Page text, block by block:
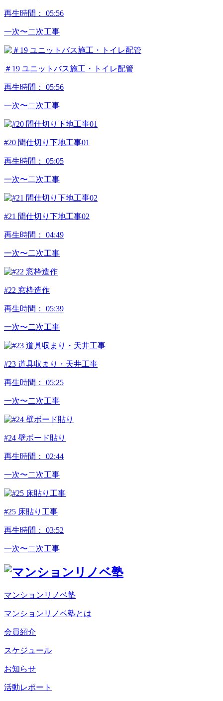
再生時間： 05:56
⼀次〜⼆次⼯事
＃19 ユニットバス施工・トイレ配管
再生時間： 05:56
⼀次〜⼆次⼯事
#20 間仕切り下地工事01
再生時間： 05:05
⼀次〜⼆次⼯事
#21 間仕切り下地工事02
再生時間： 04:49
⼀次〜⼆次⼯事
#22 窓枠造作
再生時間： 05:39
⼀次〜⼆次⼯事
#23 道具収まり・天井工事
再生時間： 05:25
⼀次〜⼆次⼯事
#24 壁ボード貼り
再生時間： 02:44
⼀次〜⼆次⼯事
#25 床貼り工事
再生時間： 03:52
⼀次〜⼆次⼯事
マンションリノベ塾
マンションリノベ塾とは
会員紹介
スケジュール
お知らせ
活動レポート